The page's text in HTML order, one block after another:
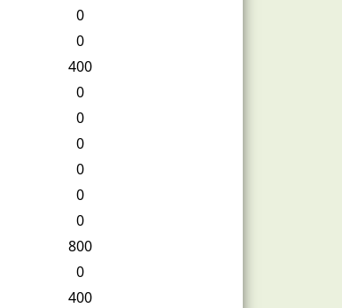
0
0
400
0
0
0
0
0
0
800
0
400